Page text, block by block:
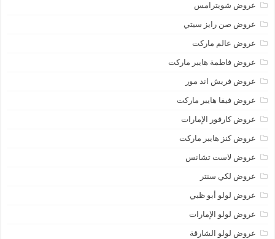
عروض شويترامس
عروض صن رايز سيتي
عروض عالم ماركت
عروض فاطمة هايبر ماركت
عروض فريش اند مور
عروض فيفا هايبر ماركت
عروض كارفور الإمارات
عروض كنز هايبر ماركت
عروض لاست تشانس
عروض لكي سنتر
عروض لولو أبو ظبي
عروض لولو الإمارات
عروض لولو الشارقة